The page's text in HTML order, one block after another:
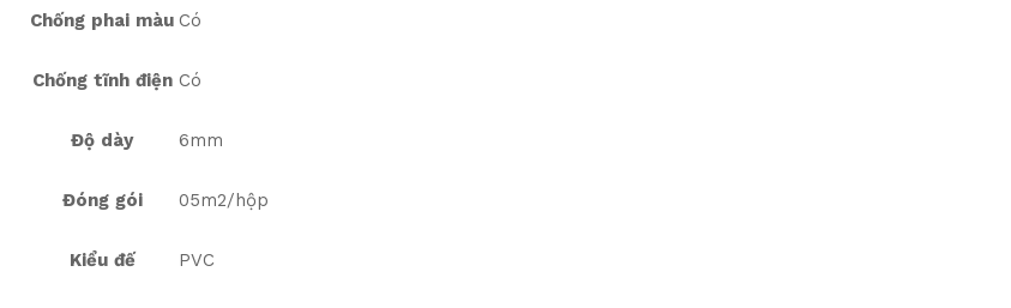
Chống phai màu Có
Chống tĩnh điện Có
Độ dày 6mm
Đóng gói 05m2/hộp
Kiểu đế PVC